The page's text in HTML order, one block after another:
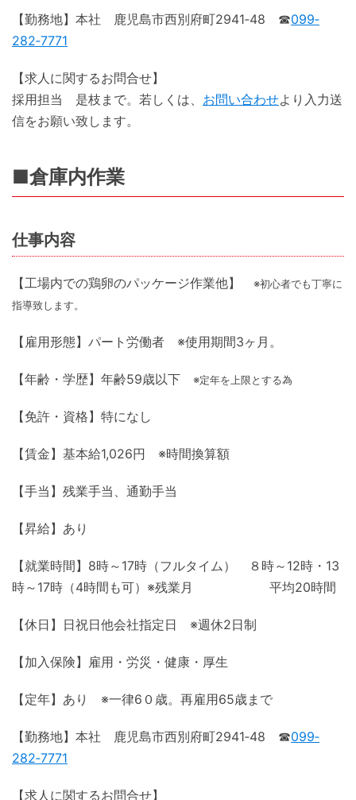
【勤務地】本社 鹿児島市西別府町2941‐48 ☎099‐
282‐7771
【求人に関するお問合せ】
採用担当 是枝まで。若しくは、 お問い合わせより入力送
信をお願い致します。
■倉庫内作業
仕事内容
【工場内での鶏卵のパッケージ作業他】
※初心者でも丁寧に
指導致します。
【雇用形態】パート労働者 ※使用期間3ヶ月。
【年齢・学歴】年齢59歳以下 ※定年を上限とする為
【免許・資格】特になし
【賃金】基本給1,026円 ※時間換算額
【手当】残業手当、通勤手当
【昇給】あり
【就業時間】8時～17時（フルタイム） ８時～12時・13
時～17時（4時間も可）※残業月 平均20時間
【休日】日祝日他会社指定日 ※週休2日制
【加入保険】雇用・労災・健康・厚生
【定年】あり ※一律6０歳。再雇用65歳まで
【勤務地】本社 鹿児島市西別府町2941‐48 ☎099‐
282‐7771
【求人に関するお問合せ】